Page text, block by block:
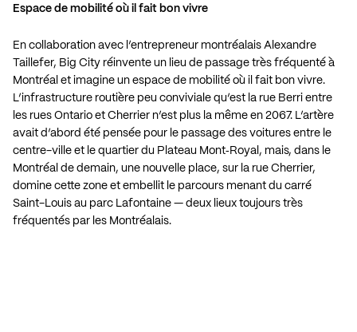
Espace de mobilité où il fait bon vivre
En collaboration avec l’entrepreneur montréalais Alexandre
Taillefer, Big City réinvente un lieu de passage très fréquenté à
Montréal et imagine un espace de mobilité où il fait bon vivre.
L’infrastructure routière peu conviviale qu’est la rue Berri entre
les rues Ontario et Cherrier n’est plus la même en 2067. L’artère
avait d’abord été pensée pour le passage des voitures entre le
centre-ville et le quartier du Plateau Mont‑Royal, mais, dans le
Montréal de demain, une nouvelle place, sur la rue Cherrier,
domine cette zone et embellit le parcours menant du carré
Saint-Louis au parc Lafontaine — deux lieux toujours très
fréquentés par les Montréalais.